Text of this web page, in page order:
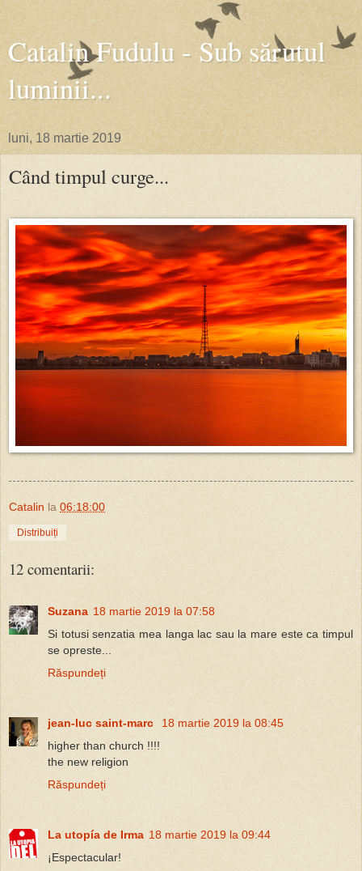
Catalin Fudulu - Sub sărutul
luminii...
luni, 18 martie 2019
Când timpul curge...
Catalin la 06:18:00
Distribuiți
12 comentarii:
Suzana 18 martie 2019 la 07:58
Si totusi senzatia mea langa lac sau la mare este ca timpul
se opreste...
Răspundeți
jean-luc saint-marc
18 martie 2019 la 08:45
higher than church !!!!
the new religion
Răspundeți
La utopía de Irma 18 martie 2019 la 09:44
¡Espectacular!